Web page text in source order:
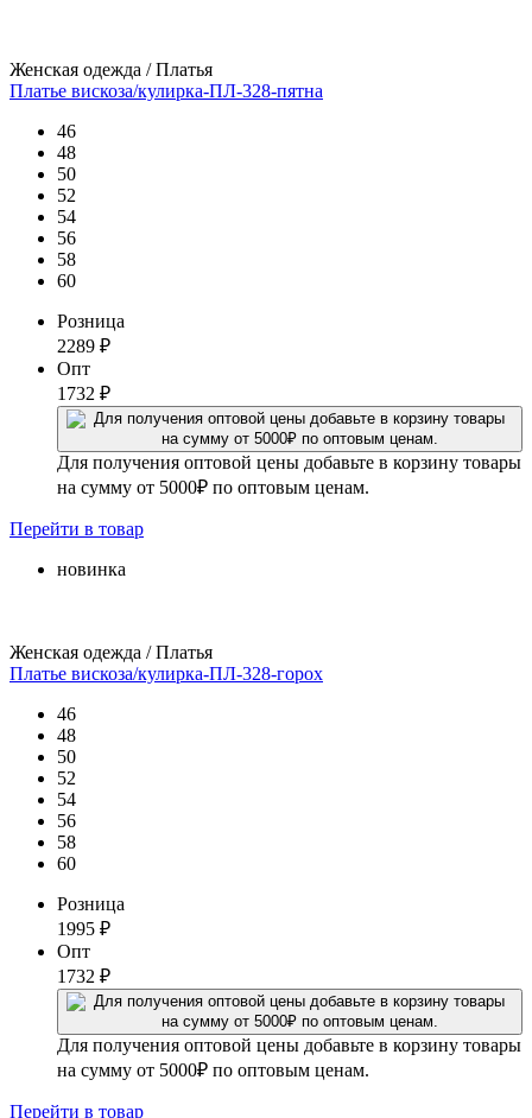
Женская одежда / Платья
Платье вискоза/кулирка-ПЛ-328-пятна
46
48
50
52
54
56
58
60
Розница
2289 ₽
Опт
1732 ₽
Для получения оптовой цены добавьте в корзину товары
на сумму от 5000₽ по оптовым ценам.
Перейти в товар
новинка
Женская одежда / Платья
Платье вискоза/кулирка-ПЛ-328-горох
46
48
50
52
54
56
58
60
Розница
1995 ₽
Опт
1732 ₽
Для получения оптовой цены добавьте в корзину товары
на сумму от 5000₽ по оптовым ценам.
Перейти в товар